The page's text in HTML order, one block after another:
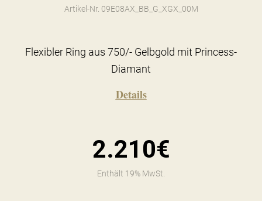
Artikel-Nr. 09E08AX_BB_G_XGX_00M
Flexibler Ring aus 750/- Gelbgold mit Princess-
Diamant
Details
2.210€
Enthält 19% MwSt.